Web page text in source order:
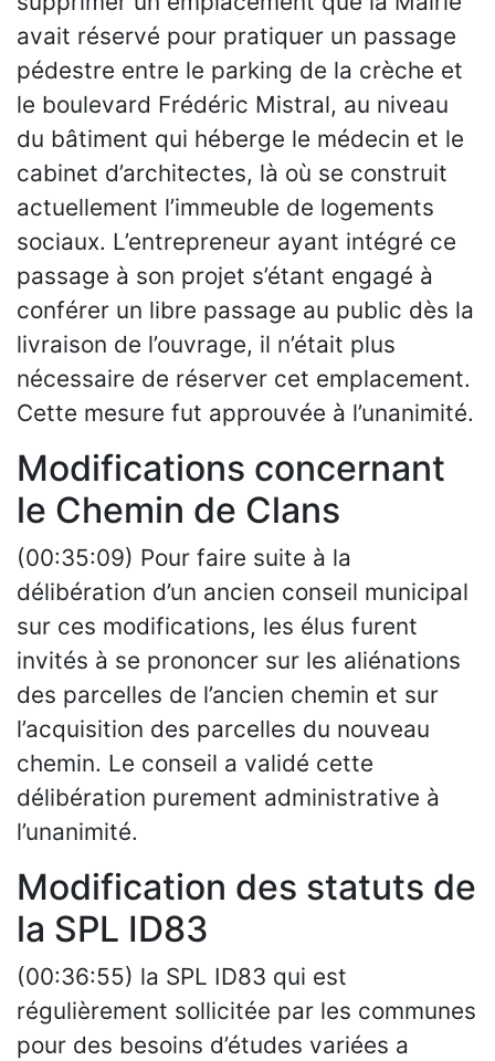
avait réservé pour pratiquer un passage
pédestre entre le parking de la crèche et
le boulevard Frédéric Mistral, au niveau
du bâtiment qui héberge le médecin et le
cabinet d’architectes, là où se construit
actuellement l’immeuble de logements
sociaux. L’entrepreneur ayant intégré ce
passage à son projet s’étant engagé à
conférer un libre passage au public dès la
livraison de l’ouvrage, il n’était plus
nécessaire de réserver cet emplacement.
Cette mesure fut approuvée à l’unanimité.
Modifications concernant
le Chemin de Clans
(00:35:09) Pour faire suite à la
délibération d’un ancien conseil municipal
sur ces modifications, les élus furent
invités à se prononcer sur les aliénations
des parcelles de l’ancien chemin et sur
l’acquisition des parcelles du nouveau
chemin. Le conseil a validé cette
délibération purement administrative à
l’unanimité.
Modification des statuts de
la SPL ID83
(00:36:55) la SPL ID83 qui est
régulièrement sollicitée par les communes
pour des besoins d’études variées a